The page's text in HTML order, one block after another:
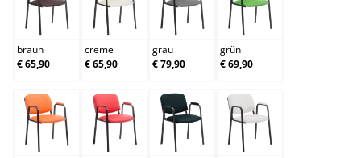
braun
braun
€ 65,90
creme
creme
€ 65,90
grau
grau
€ 79,90
grün
grün
€ 69,90
orange rot schwarz weiß